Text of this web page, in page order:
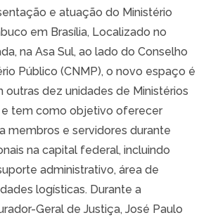
e atuação do Ministério
em Brasília, Localizado no
na Asa Sul, ao lado do Conselho
Público (CNMP), o novo espaço é
dez unidades de Ministérios
e tem como objetivo oferecer
membros e servidores durante
na capital federal, incluindo
administrativo, área de
logísticas. Durante a
Geral de Justiça, José Paulo